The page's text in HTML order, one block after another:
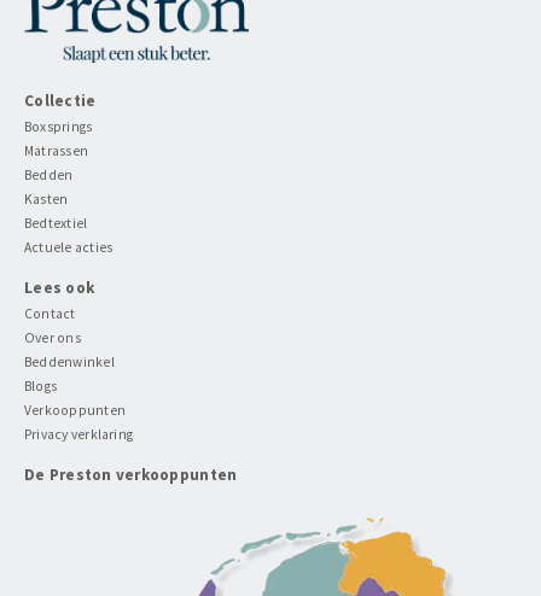
Collectie
Boxsprings
Matrassen
Bedden
Kasten
Bedtextiel
Actuele acties
Lees ook
Contact
Over ons
Beddenwinkel
Blogs
Verkooppunten
Privacy verklaring
De Preston verkooppunten